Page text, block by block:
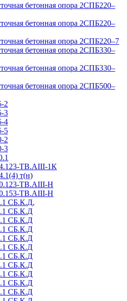
бетонная опора 2СПБ220–
бетонная опора 2СПБ220–
бетонная опора 2СПБ220–7
бетонная опора 2СПБ330–
бетонная опора 2СПБ330–
бетонная опора 2СПБ500–
2
3
4
5
2
3
ТВ.АIII-1К
т(н)
ТВ.АIII-Н
ТВ.АIII-Н
СБ.К.Д,
СБ.К.Д
СБ.К.Д
СБ.К.Д
СБ.К.Д
СБ.К.Д
СБ.К.Д
СБ.К.Д
СБ.К.Д
СБ.К.Д
СБ.К.Д